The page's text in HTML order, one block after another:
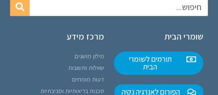
שומרי הבית
תורמים לשומרי
הבית
הפורום לאנרגיה נקיה
מרכז מידע
מילון מושגים
שאלות ותשובות
דעות מומחים
סכנות בריאותיות וסביבתיות